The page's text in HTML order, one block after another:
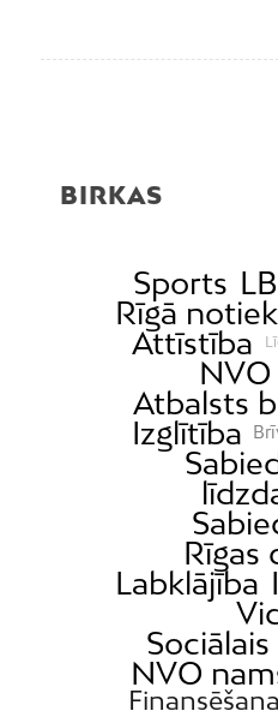
BIRKAS
Sports
Rīgā notiek
Attīstība
NVO
Atbalsts
Izglītība
Rīgas
Labklājība
NVO